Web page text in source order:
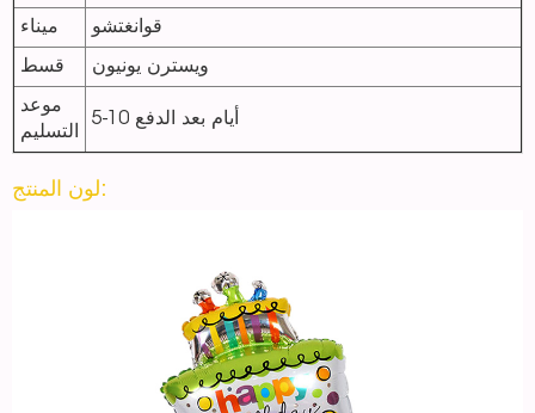
ميناء قوانغتشو
قسط ويسترن يونيون
موعد
التسليم
5-10 أيام بعد الدفع
لون المنتج: